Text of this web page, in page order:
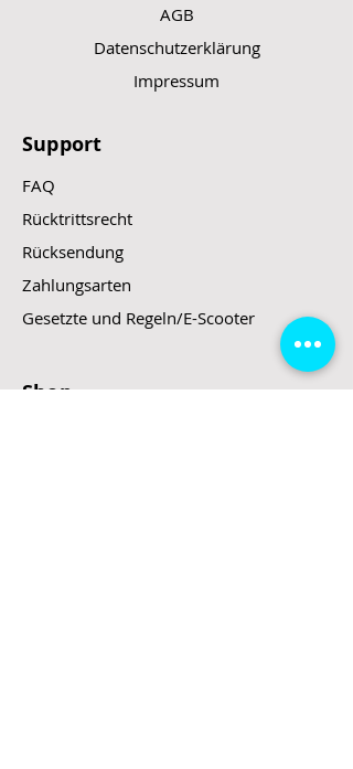
AGB
Datenschutzerklärung
Impressum
Support
FAQ
Rücktrittsrecht
Rücksendung
Zahlungsarten
Gesetzte und Regeln/E-Scooter
Shop